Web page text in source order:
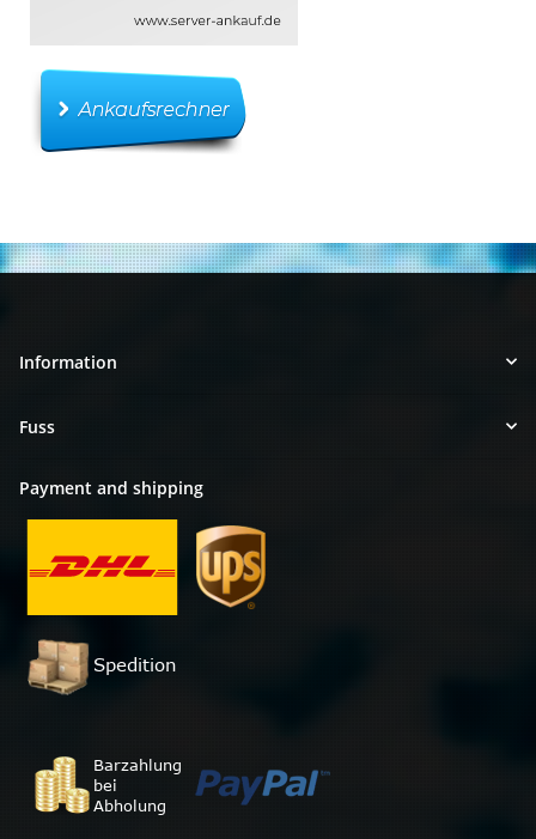
Information
Fuss
Payment and shipping